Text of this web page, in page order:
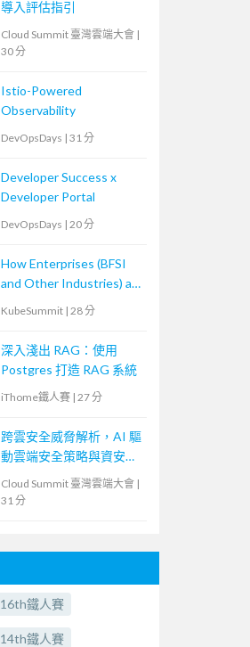
導入評估指引
Cloud Summit 臺灣雲端大會 |
30 分
Istio-Powered
Observability
DevOpsDays | 31 分
Developer Success x
Developer Portal
DevOpsDays | 20 分
How Enterprises (BFSI
and Other Industries) are
Transforming with
Platforms
KubeSummit | 28 分
深入淺出 RAG：使用
Postgres 打造 RAG 系統
iThome鐵人賽 | 27 分
跨雲安全威脅解析，AI 驅
動雲端安全策略與資安防
Cloud Summit 臺灣雲端大會 |
31 分
16th鐵人賽
14th鐵人賽